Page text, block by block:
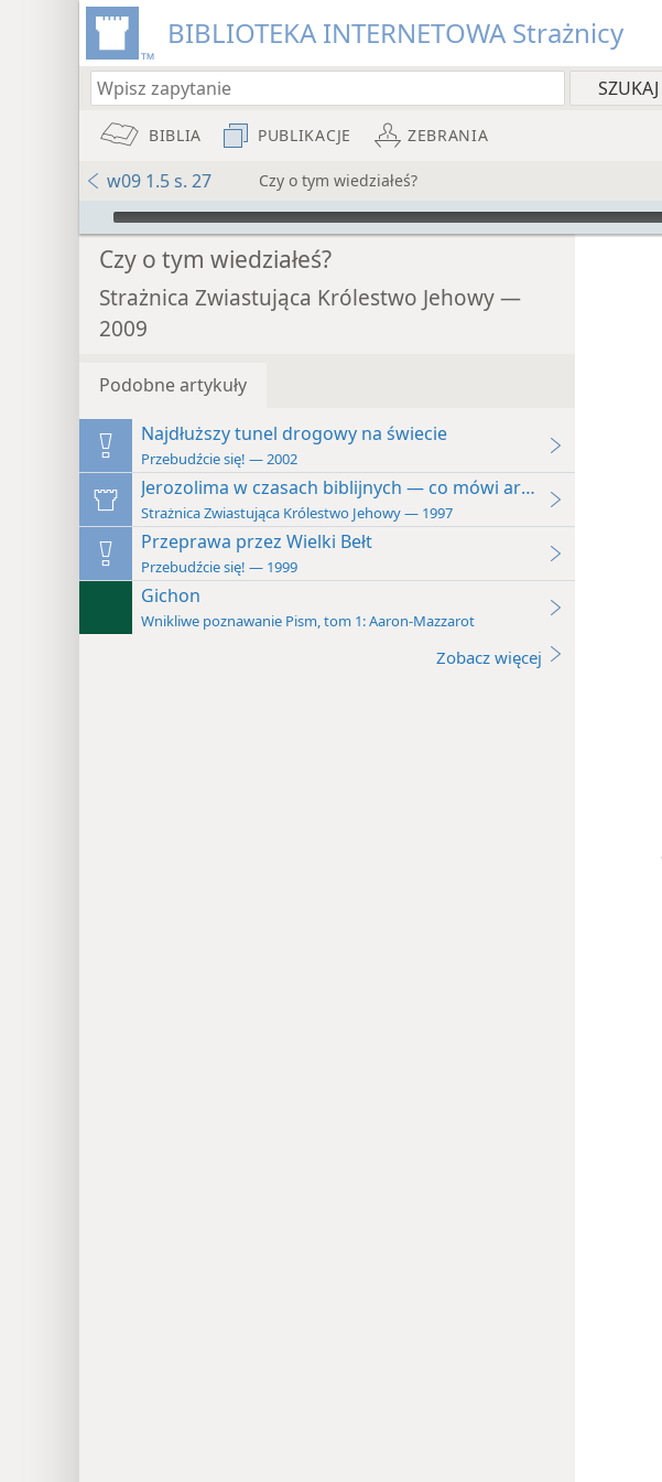
BIBLIOTEKA INTERNETOWA Strażnicy
BIBLIA PUBLIKACJE ZEBRANIA
w09 1.5 s. 27 Czy o tym wiedziałeś?
Audio Player
Czy o tym wiedziałeś?
Strażnica Zwiastująca Królestwo Jehowy —
2009
Podobne artykuły
Najdłuższy tunel drogowy na świecie
Przebudźcie się! — 2002
Jerozolima w czasach biblijnych — co mówi archeologia?
Strażnica Zwiastująca Królestwo Jehowy — 1997
Przeprawa przez Wielki Bełt
Przebudźcie się! — 1999
Gichon
Wnikliwe poznawanie Pism, tom 1: Aaron-Mazzarot
Zobacz więcej